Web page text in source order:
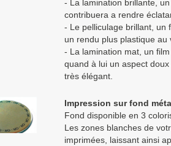
- La lamination brillante,
contribuera a rendre
- Le pelliculage brillant, un
un rendu plus plastique au
- La lamination mat, un
quand à lui un aspect
très élégant.
Impression sur fond
Fond disponible en 3
Les zones blanches de
imprimées, laissant ainsi